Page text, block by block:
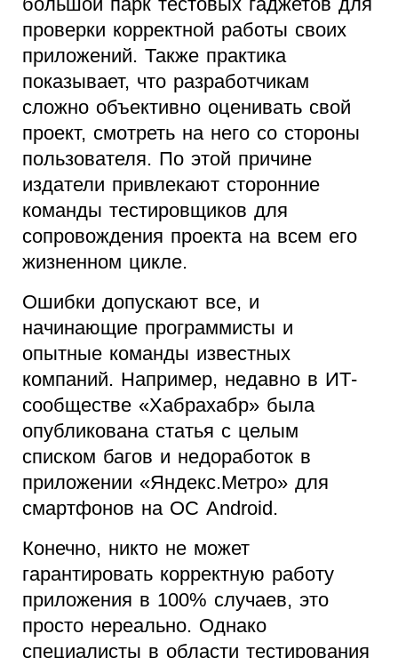
проверки корректной работы своих
приложений. Также практика
показывает, что разработчикам
сложно объективно оценивать свой
проект, смотреть на него со стороны
пользователя. По этой причине
издатели привлекают сторонние
команды тестировщиков для
сопровождения проекта на всем его
жизненном цикле.
Ошибки допускают все, и
начинающие программисты и
опытные команды известных
компаний. Например, недавно в ИТ-
сообществе «Хабрахабр» была
опубликована статья с целым
списком багов и недоработок в
приложении «Яндекс.Метро» для
смартфонов на ОС Android.
Конечно, никто не может
гарантировать корректную работу
приложения в 100% случаев, это
просто нереально. Однако
специалисты в области тестирования